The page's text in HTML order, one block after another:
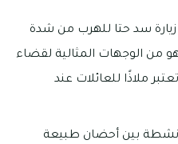
سد حتا للهرب من شدة
من الوجهات المثالية لقضاء
ملاذًا للعائلات عند
بين أحضان طبيعة